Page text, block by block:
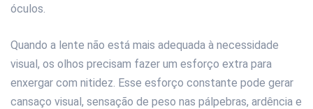
óculos.
Quando a lente não está mais adequada à necessidade
visual, os olhos precisam fazer um esforço extra para
enxergar com nitidez. Esse esforço constante pode gerar
cansaço visual, sensação de peso nas pálpebras, ardência e